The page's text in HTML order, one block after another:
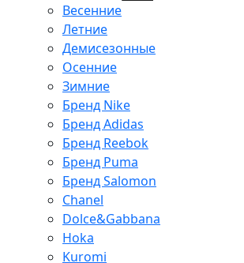
Весенние
Летние
Демисезонные
Осенние
Зимние
Бренд Nike
Бренд Adidas
Бренд Reebok
Бренд Puma
Бренд Salomon
Chanel
Dolce&Gabbana
Hoka
Kuromi